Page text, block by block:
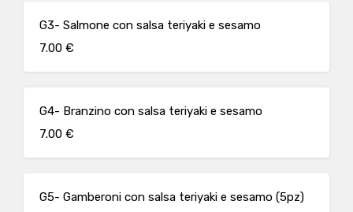
G3- Salmone con salsa teriyaki e sesamo
7.00 €
G4- Branzino con salsa teriyaki e sesamo
7.00 €
G5- Gamberoni con salsa teriyaki e sesamo (5pz)